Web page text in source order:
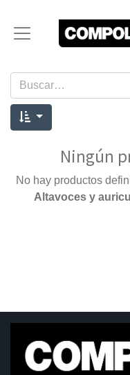
Ningún
No hay productos
Altavoces y